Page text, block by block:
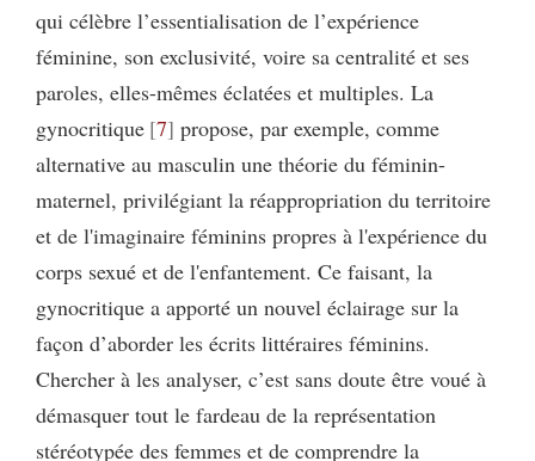
qui célèbre l’essentialisation de l’expérience
féminine, son exclusivité, voire sa centralité et ses
paroles, elles-mêmes éclatées et multiples. La
gynocritique 7 propose, par exemple, comme
alternative au masculin une théorie du féminin-
maternel, privilégiant la réappropriation du territoire
et de l'imaginaire féminins propres à l'expérience du
corps sexué et de l'enfantement. Ce faisant, la
gynocritique a apporté un nouvel éclairage sur la
façon d’aborder les écrits littéraires féminins.
Chercher à les analyser, c’est sans doute être voué à
démasquer tout le fardeau de la représentation
stéréotypée des femmes et de comprendre la